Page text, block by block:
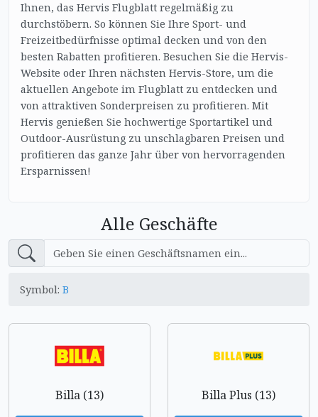
Ihnen, das Hervis Flugblatt regelmäßig zu
durchstöbern. So können Sie Ihre Sport- und
Freizeitbedürfnisse optimal decken und von den
besten Rabatten profitieren. Besuchen Sie die Hervis-
Website oder Ihren nächsten Hervis-Store, um die
aktuellen Angebote im Flugblatt zu entdecken und
von attraktiven Sonderpreisen zu profitieren. Mit
Hervis genießen Sie hochwertige Sportartikel und
Outdoor-Ausrüstung zu unschlagbaren Preisen und
profitieren das ganze Jahr über von hervorragenden
Ersparnissen!
Alle Geschäfte
Symbol: B
Billa (13) Billa Plus (13)